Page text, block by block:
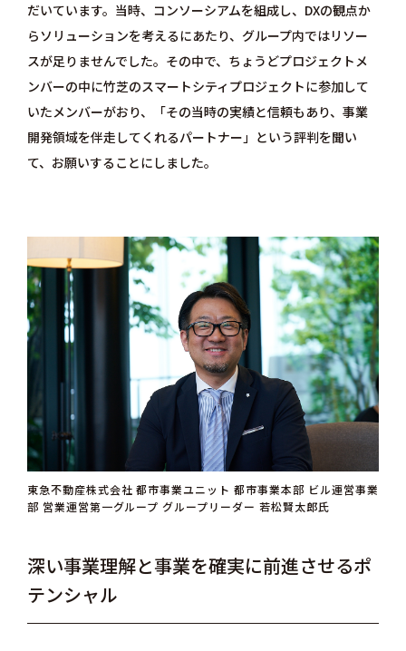
だいています。当時、コンソーシアムを組成し、DXの観点か
らソリューションを考えるにあたり、グループ内ではリソー
スが足りませんでした。その中で、ちょうどプロジェクトメ
ンバーの中に竹芝のスマートシティプロジェクトに参加して
いたメンバーがおり、「その当時の実績と信頼もあり、事業
開発領域を伴走してくれるパートナー」という評判を聞い
て、お願いすることにしました。
東急不動産株式会社 都市事業ユニット 都市事業本部 ビル運営事業
部 営業運営第一グループ グループリーダー 若松賢太郎氏
深い事業理解と事業を確実に前進させるポ
テンシャル